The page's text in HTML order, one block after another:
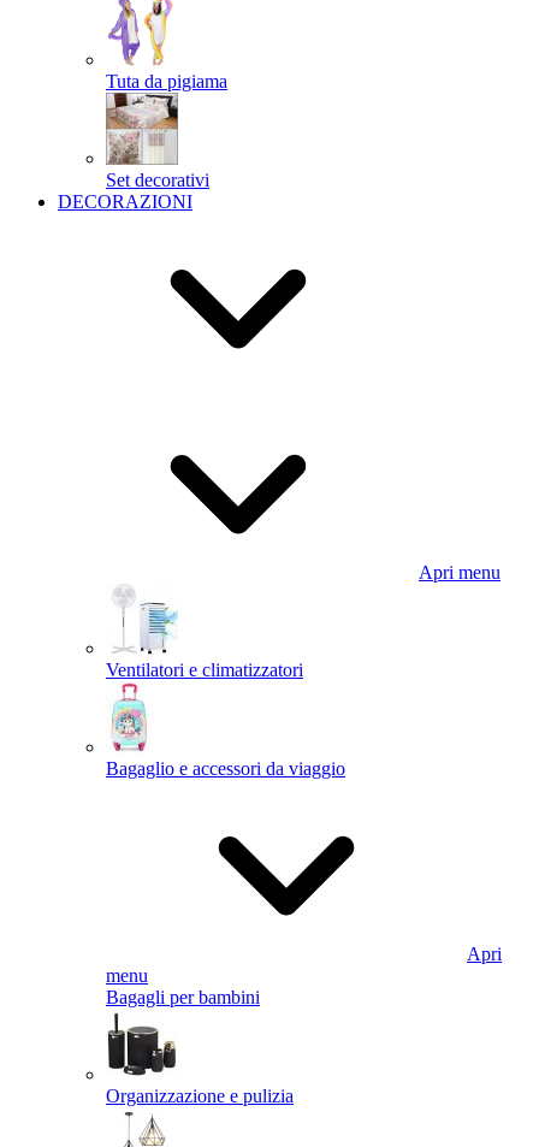
Tuta da pigiama
Set decorativi
DECORAZIONI
Apri menu
Ventilatori e climatizzatori
Bagaglio e accessori da viaggio
Apri
menu
Bagagli per bambini
Organizzazione e pulizia